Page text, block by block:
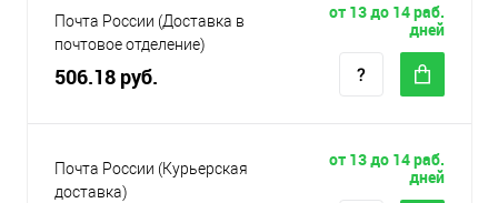
Почта России (Доставка в
почтовое отделение)
506.18 руб.
от 13 до 14 раб.
дней
Почта России (Курьерская
доставка)
от 13 до 14 раб.
дней